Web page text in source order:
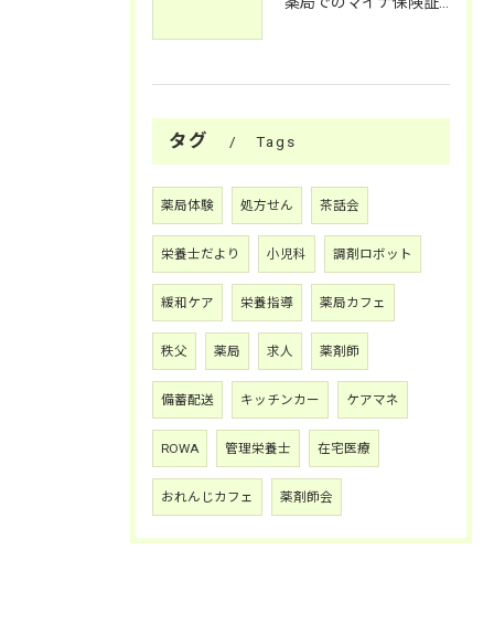
タグ Tags
薬局体験 処方せん 茶話会
栄養士だより 小児科 調剤ロボット
緩和ケア 栄養指導 薬局カフェ
秩父 薬局 求人 薬剤師
備蓄配送 キッチンカー ケアマネ
ROWA 管理栄養士 在宅医療
おれんじカフェ 薬剤師会